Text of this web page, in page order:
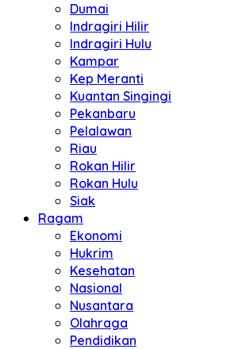
Dumai
Indragiri Hilir
Indragiri Hulu
Kampar
Kep Meranti
Kuantan Singingi
Pekanbaru
Pelalawan
Riau
Rokan Hilir
Rokan Hulu
Siak
Ragam
Ekonomi
Hukrim
Kesehatan
Nasional
Nusantara
Olahraga
Pendidikan